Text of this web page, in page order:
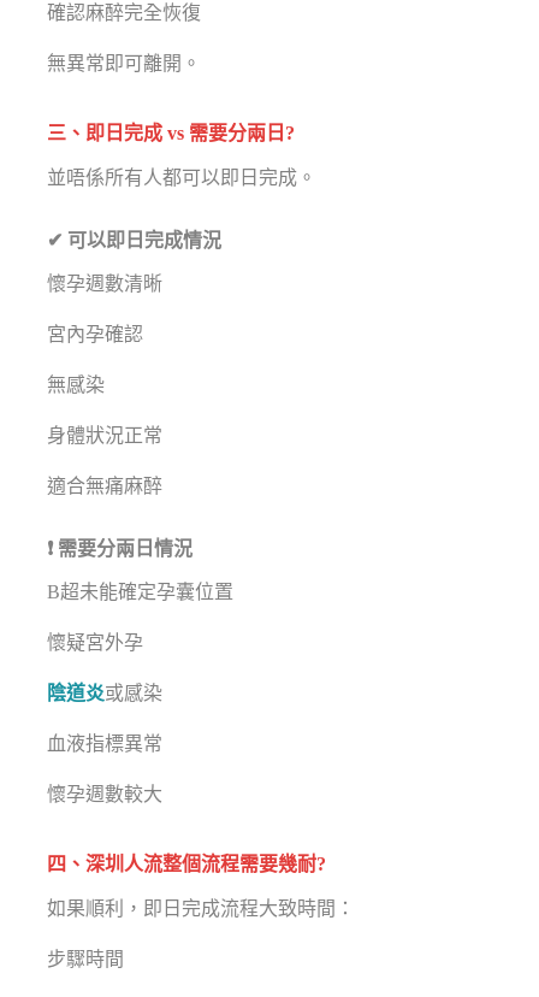
確認麻醉完全恢復
無異常即可離開。
三、即日完成 vs 需要分兩日?
並唔係所有人都可以即日完成。
✔ 可以即日完成情況
懷孕週數清晰
宮內孕確認
無感染
身體狀況正常
適合無痛麻醉
❗ 需要分兩日情況
B超未能確定孕囊位置
懷疑宮外孕
陰道炎或感染
血液指標異常
懷孕週數較大
四、深圳人流整個流程需要幾耐?
如果順利，即日完成流程大致時間：
步驟時間